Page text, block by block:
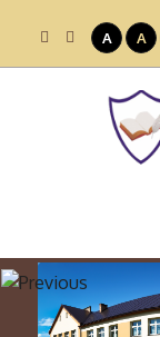
A A